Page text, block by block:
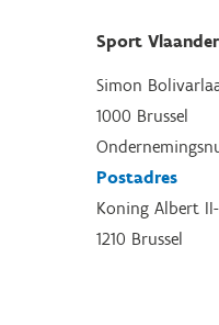
Sport
Simon
1000 Brussel
Postadres
Koning Albert
1210 Brussel